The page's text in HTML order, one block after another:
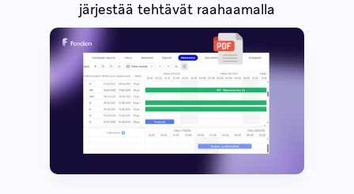
järjestää tehtävät raahaamalla